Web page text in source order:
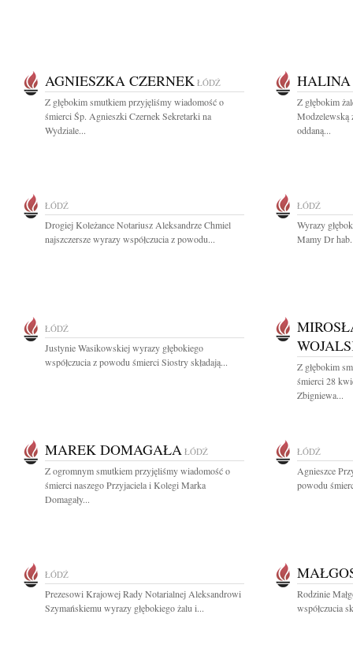
AGNIESZKA CZERNEK ŁÓDŹ
Z głębokim smutkiem przyjęliśmy wiadomość o
śmierci Śp. Agnieszki Czernek Sekretarki na
Wydziale...
HALINA
Z głębokim
Modzelewską
oddaną...
ŁÓDŹ
Drogiej Koleżance Notariusz Aleksandrze Chmiel
najszczersze wyrazy współczucia z powodu...
ŁÓDŹ
Wyrazy
Mamy Dr
ŁÓDŹ
Justynie Wasikowskiej wyrazy głębokiego
współczucia z powodu śmierci Siostry składają...
Z głębokim
śmierci 28
Zbigniewa...
MAREK DOMAGAŁA ŁÓDŹ
Z ogromnym smutkiem przyjęliśmy wiadomość o
śmierci naszego Przyjaciela i Kolegi Marka
Domagały...
ŁÓDŹ
Agnieszce
powodu
ŁÓDŹ
Prezesowi Krajowej Rady Notarialnej Aleksandrowi
Szymańskiemu wyrazy głębokiego żalu i...
Rodzinie
współczucia